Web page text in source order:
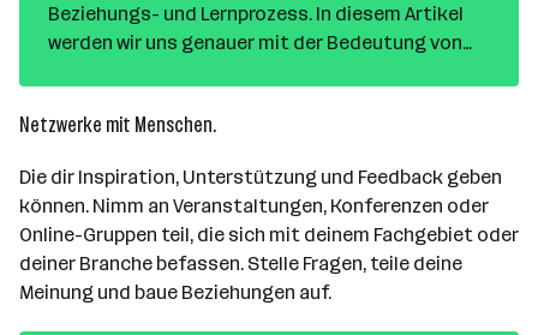
Beziehungs- und Lernprozess. In diesem Artikel
werden wir uns genauer mit der Bedeutung von
Nachteilen für Mentees und Mentor*innen
eingehen, die Studierende und
Berufseinsteiger*innen in Bezug auf
Mentoringprogramme haben könnten.
Netzwerke mit Menschen.
Die dir Inspiration, Unterstützung und Feedback geben
können. Nimm an Veranstaltungen, Konferenzen oder
Online-Gruppen teil, die sich mit deinem Fachgebiet oder
deiner Branche befassen. Stelle Fragen, teile deine
Meinung und baue Beziehungen auf.